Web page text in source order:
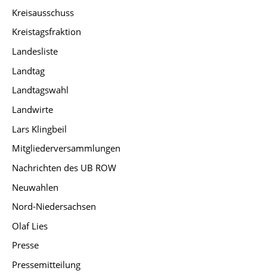
Kreisausschuss
Kreistagsfraktion
Landesliste
Landtag
Landtagswahl
Landwirte
Lars Klingbeil
Mitgliederversammlungen
Nachrichten des UB ROW
Neuwahlen
Nord-Niedersachsen
Olaf Lies
Presse
Pressemitteilung